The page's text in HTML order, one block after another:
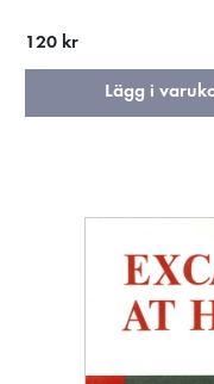
120 kr
Lägg i